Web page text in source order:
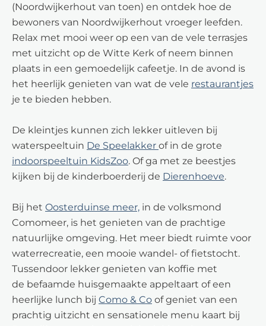
(Noordwijkerhout van toen) en ontdek hoe de
bewoners van Noordwijkerhout vroeger leefden.
Relax met mooi weer op een van de vele terrasjes
met uitzicht op de Witte Kerk of neem binnen
plaats in een gemoedelijk cafeetje. In de avond is
het heerlijk genieten van wat de vele restaurantjes
je te bieden hebben.
De kleintjes kunnen zich lekker uitleven bij
waterspeeltuin De Speelakker of in de grote
indoorspeeltuin KidsZoo. Of ga met ze beestjes
kijken bij de kinderboerderij de Dierenhoeve.
Bij het Oosterduinse meer, in de volksmond
Comomeer, is het genieten van de prachtige
natuurlijke omgeving. Het meer biedt ruimte voor
waterrecreatie, een mooie wandel- of fietstocht.
Tussendoor lekker genieten van koffie met
de befaamde huisgemaakte appeltaart of een
heerlijke lunch bij Como & Co of geniet van een
prachtig uitzicht en sensationele menu kaart bij